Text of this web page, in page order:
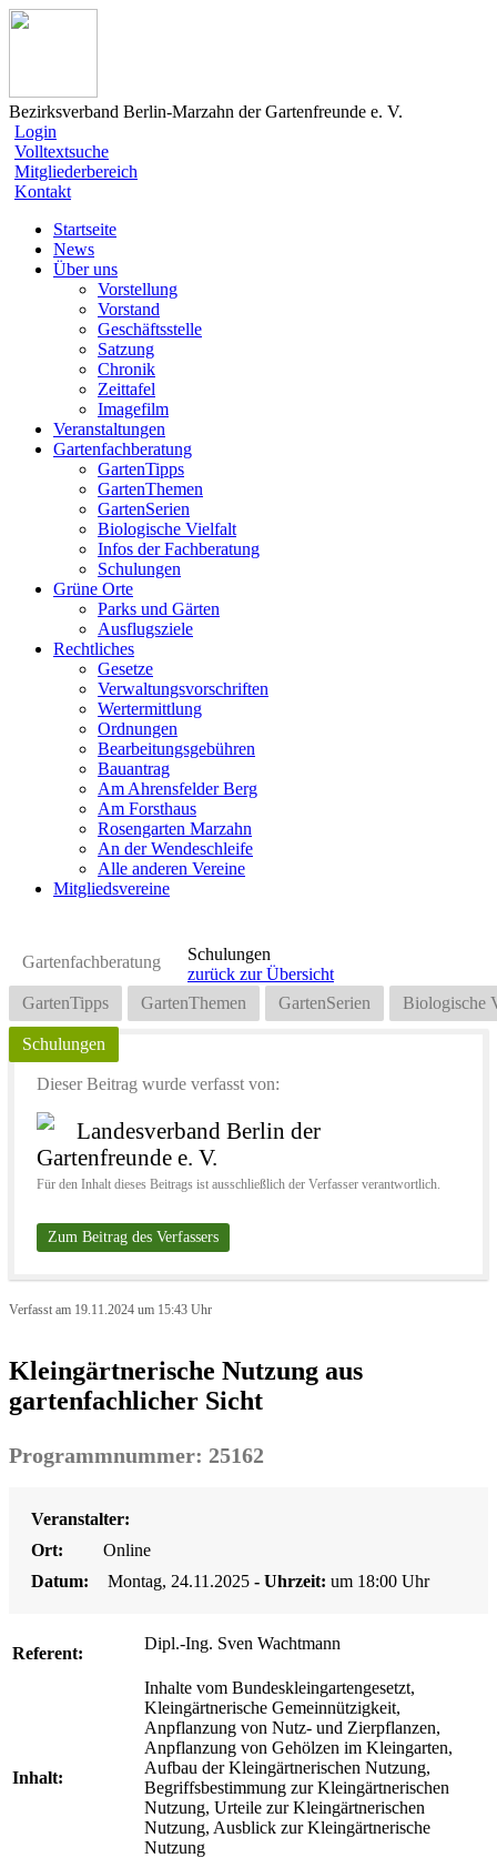
Bezirksverband Berlin-Marzahn der Gartenfreunde e. V.
Login
Volltextsuche
Mitgliederbereich
Kontakt
Startseite
News
Über uns
Vorstellung
Vorstand
Geschäftsstelle
Satzung
Chronik
Zeittafel
Imagefilm
Veranstaltungen
Gartenfachberatung
GartenTipps
GartenThemen
GartenSerien
Biologische Vielfalt
Infos der Fachberatung
Schulungen
Grüne Orte
Parks und Gärten
Ausflugsziele
Rechtliches
Gesetze
Verwaltungsvorschriften
Wertermittlung
Ordnungen
Bearbeitungsgebühren
Bauantrag
Am Ahrensfelder Berg
Am Forsthaus
Rosengarten Marzahn
An der Wendeschleife
Alle anderen Vereine
Mitgliedsvereine
Gartenfachberatung
GartenTipps GartenThemen GartenSerien Biologische
Schulungen
Schulungen
zurück zur Übersicht
Dieser Beitrag wurde verfasst von:
Landesverband Berlin der
Gartenfreunde e. V.
Für den Inhalt dieses Beitrags ist ausschließlich der Verfasser verantwortlich.
Zum Beitrag des Verfassers
Verfasst am 19.11.2024 um 15:43 Uhr
Kleingärtnerische Nutzung aus
gartenfachlicher Sicht
Programmnummer: 25162
Veranstalter:
Ort:
Online
Datum:
Montag, 24.11.2025 - Uhrzeit: um 18:00 Uhr
Referent:
Dipl.-Ing. Sven Wachtmann
Inhalt:
Inhalte vom Bundeskleingartengesetzt,
Kleingärtnerische Gemeinnützigkeit,
Anpflanzung von Nutz- und Zierpflanzen,
Anpflanzung von Gehölzen im Kleingarten,
Aufbau der Kleingärtnerischen Nutzung,
Begriffsbestimmung zur Kleingärtnerischen
Nutzung, Urteile zur Kleingärtnerischen
Nutzung, Ausblick zur Kleingärtnerische
Nutzung